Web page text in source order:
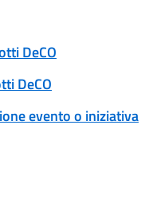
DeCO
DeCO
evento o iniziativa